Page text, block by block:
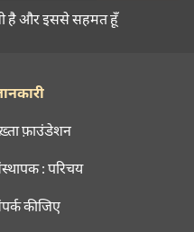
है और इससे सहमत हूँ
फ़ाउंडेशन
: परिचय
कीजिए